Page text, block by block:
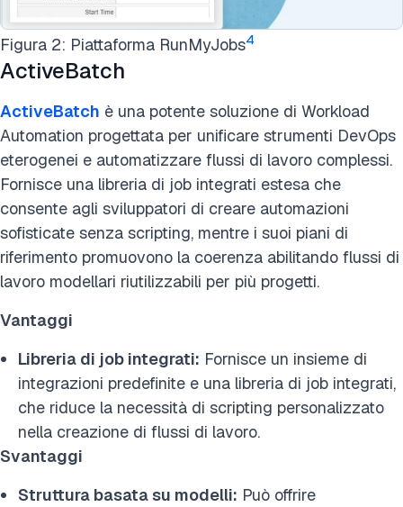
Figura 2: Piattaforma RunMyJobs4
ActiveBatch
ActiveBatch è una potente soluzione di Workload
Automation progettata per unificare strumenti DevOps
eterogenei e automatizzare flussi di lavoro complessi.
Fornisce una libreria di job integrati estesa che
consente agli sviluppatori di creare automazioni
sofisticate senza scripting, mentre i suoi piani di
riferimento promuovono la coerenza abilitando flussi di
lavoro modellari riutilizzabili per più progetti.
Vantaggi
Libreria di job integrati: Fornisce un insieme di
integrazioni predefinite e una libreria di job integrati,
che riduce la necessità di scripting personalizzato
nella creazione di flussi di lavoro.
Svantaggi
Struttura basata su modelli: Può offrire